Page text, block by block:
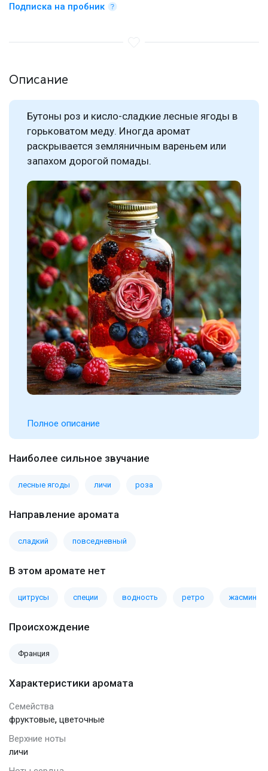
Подписка на пробник
Описание
Бутоны роз и кисло-сладкие лесные ягоды в
горьковатом меду. Иногда аромат
раскрывается земляничным вареньем или
запахом дорогой помады.
Полное описание
Наиболее сильное звучание
лесные ягоды личи роза
Направление аромата
сладкий повседневный
В этом аромате нет
цитрусы специи водность ретро жасмин
Происхождение
Франция
Характеристики аромата
Семейства
фруктовые, цветочные
Верхние ноты
личи